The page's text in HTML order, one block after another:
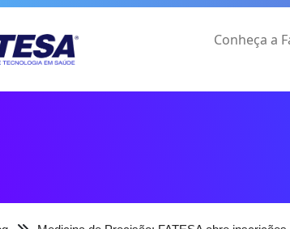
Conheça a